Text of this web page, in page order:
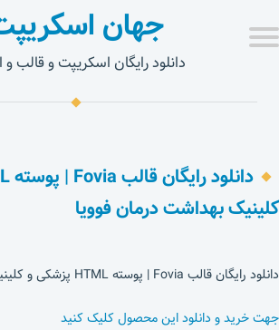
جهان
دانلود رایگان اسکریپت و قالب و
کلینیک بهداشت درمان فوویا
دانلود رایگان قالب Fovia | پوسته HTML پزشکی و کلینیک بهداشت درمان فوویا
جهت خرید و دانلود این محصول کلیک کنید